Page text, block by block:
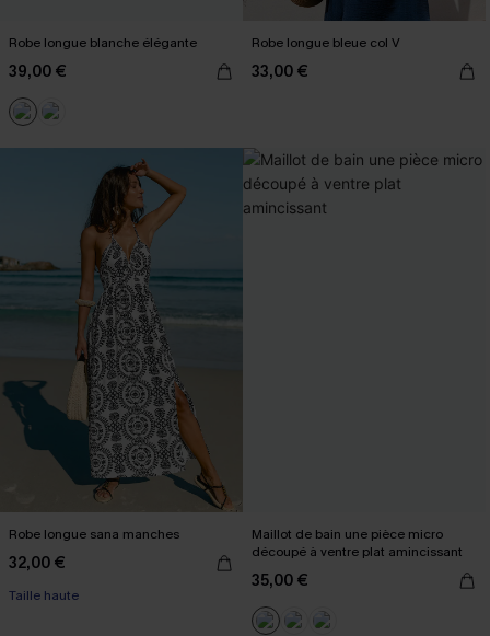
Robe longue blanche élégante
39,00 €
Robe longue bleue col V
33,00 €
Robe longue sana manches
32,00 €
Taille haute
Maillot de bain une pièce micro
découpé à ventre plat amincissant
35,00 €